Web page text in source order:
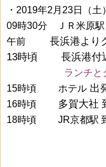
・2019年2月23日（土）
09時30分 ＪＲ米原
午前 長浜港より
13時頃 長浜港付
ランチと
15時頃
ホテル 出
16時頃 多賀大社
18時頃 JR京都駅